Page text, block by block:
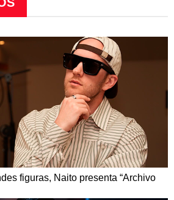
figuras, Naito presenta “Archivo